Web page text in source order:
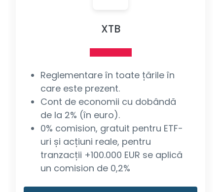
XTB
Reglementare în toate țările în
care este prezent.
Cont de economii cu dobândă
de la 2% (în euro).
0% comision, gratuit pentru ETF-
uri și acțiuni reale, pentru
tranzacții +100.000 EUR se aplică
un comision de 0,2%